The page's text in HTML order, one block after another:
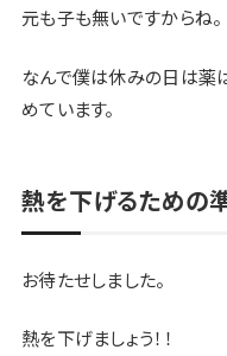
元も子も無いですからね。
なんで僕は休みの日は薬
めています。
熱を下げるための
お待たせしました。
熱を下げましょう！！